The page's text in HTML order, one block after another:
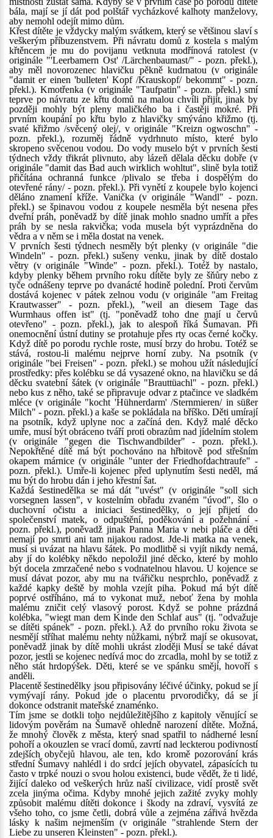
bála, mají se jí dát pod polštář vycházkové kalhoty manželovy,
aby nemohl odejít mimo dům.
Křest dítěte je vždycky malým svátkem, který se většinou slaví s
veškerým příbuzenstvem. Při návratu domů z kostela s malým
křtěncem je mu do povijanu vetknuta modřínová ratolest (v
originále "'Leerbamern Ost' /Lärchenbaumast/" - pozn. překl.),
aby měl novorozenec hlavičku pěkně kudrnatou (v originále
"damit er einen 'bulleten' Kopf /Krauskopf/ bekommt" - pozn.
překl.). Kmotřenka (v originále "Taufpatin" - pozn. překl.) smí
teprve po návratu ze křtu domů na malou chvíli přijít, jinak by
později mohly být pleny maličkého ba i častěji mokré. Při
prvním koupání po křtu bylo z hlavičky smýváno křižmo (tj.
svaté křižmo /svěcený olej/, v originále "Kreizn ogwoschn" -
pozn. překl.), rozuměj řádně vydrhnuto místo, které bylo
skropeno svěcenou vodou. Do vody muselo být v prvních šesti
týdnech vždy třikrát plivnuto, aby lázeň dělala děcku dobře (v
originále "damit das Bad auch wirklich wohltut", slině byla totiž
přičítána ochranná funkce /plivalo se třeba i dospělým do
otevřené rány/ - pozn. překl.). Při vynětí z koupele bylo kojenci
děláno znamení kříže. Vanička (v originále "Wandl" - pozn.
překl.) se špinavou vodou z koupele nesměla být nesena přes
dveřní práh, poněvadž by dítě jinak mohlo snadno umřít a přes
práh by se nesla rakvička; voda musela být vyprázdněna do
vědra a v něm se i měla dostat na venek.
V prvních šesti týdnech nesměly být plenky (v originále "die
Windeln" - pozn. překl.) sušeny venku, jinak by dítě dostalo
větry (v originále "Winde" - pozn. překl.). Totéž by nastalo,
kdyby plenky během prvního roku dítěte byly ze šňůry nebo z
tyče odnášeny teprve po dvanácté hodině polední. Proti červům
dostává kojenec v pátek zelnou vodu (v originále "am Freitag
Krautwasser" - pozn. překl.), "weil an diesem Tage das
Wurmhaus offen ist" (tj. "poněvadž toho dne mají u červů
otevřeno" - pozn. překl.), jak to alespoň říká Šumavan. Při
onemocnění ústní dutiny se protahuje přes rty ocas černé kočky.
Když dítě po porodu rychle roste, musí brzy do hrobu. Totéž se
stává, rostou-li malému nejprve horní zuby. Na psotník (v
originále "bei Freisen" - pozn. překl.) se mohou užít následující
prostředky: přes kolébku se dá vysazené okno, na hlavičku se dá
děcku svatební šátek (v originále "Brauttüachl" - pozn. překl.)
nebo kus z něho, také se připravuje odvar z ptačince ve sladkém
mléce (v originále "kocht 'Hühnerdarm' /Sternmieren/ in süßer
Milch" - pozn. překl.) a kaše se pokládala na bříško. Děti umírají
na psotník, když uplyne noc a začíná den. Když malé děcko
umře, musí být obráceno tváří proti obrazům nad jídelním stolem
(v originále "gegen die Tischwandbilder" - pozn. překl.).
Nepokřtěné dítě má být pochováno na hřbitově pod střešním
okapem márnice (v originále "unter der Friedhofdachtraufe" -
pozn. překl.). Umře-li kojenec před uplynutím šesti neděl, má
mu být do hrobu dán i jeho křestní šat.
Každá šestinedělka se má dát "uvést" (v originále "soll sich
vorsegnen lassen", v kostelním obřadu zvaném "úvod", šlo o
duchovní očistu a iniciaci šestinedělky, o její přijetí do
společenství matek, o odpuštění, poděkování a požehnání -
pozn. překl.), poněvadž jinak Panna Maria v nebi pláče a děti
nemají po smrti ani tam nijakou radost. Jde-li matka na venek,
musí si uvázat na hlavu šátek. Po modlitbě si vyjít nikdy nemá,
aby jí do kolébky někdo nepoložil jiné děcko, které by mohlo
být docela zmrzačené nebo s vodnatelnou hlavou. U kojence se
musí dávat pozor, aby mu na tvářičku nesprchlo, poněvadž z
každé kapky deště by mohla vzejít piha. Pokud má být dítě
poprvé ostříháno, má to vykonat muž, neboť žena by mohla
malému zničit celý vlasový porost. Když se pohne prázdná
kolébka, "wiegt man dem Kinde den Schlaf aus" (tj. "odvažuje
se dítěti spánek" - pozn. překl.). Až do prvního roku života se
nesmějí stříhat malému nehty nůžkami, nýbrž mají se okusovat,
poněvadž jinak by dítě mohli ukrást zloději Musí se také dávat
pozor, jestli se kojenec nedívá moc do zrcadla, mohl by se totiž z
něho stát hrdopýšek. Děti, které se ve spánku smějí, hovoří s
anděli.
Placentě šestinedělky jsou připisovány léčivé účinky, pokud se jí
vymývají rány. Pokud jde o placentu prvorodičky, dá se jí
dokonce odstranit mateřské znaménko.
Tím jsme se dotkli toho nejdůležitějšího z kapitoly věnující se
lidovým pověrám na Šumavě ohledně narození dítěte. Možná,
že mnohý člověk z města, který snad spatřil to nádherné lesní
pohoří a okouzlen se vrací domů, zavrtí nad leckterou podivností
zdejších obyčejů hlavou, ale ten, kdo kromě pozorování krás
střední Šumavy nahlédl i do srdcí jejích obyvatel, zápasících tu
často v trpké nouzi o svou holou existenci, bude vědět, že ti lidé,
žijící daleko od veškerých hrůz naší civilizace, vidí prostě svět
zcela jinýma očima. Kdyby mnohé jejich zažité zvyky mohly
způsobit malému dítěti dokonce i škody na zdraví, vysvítá ze
všeho toho, co jsme četli, dobrá vůle a zejména zářivá hvězda
lásky k našim nejmenším (v originále "strahlende Stern der
Liebe zu unseren Kleinsten" - pozn. překl.).